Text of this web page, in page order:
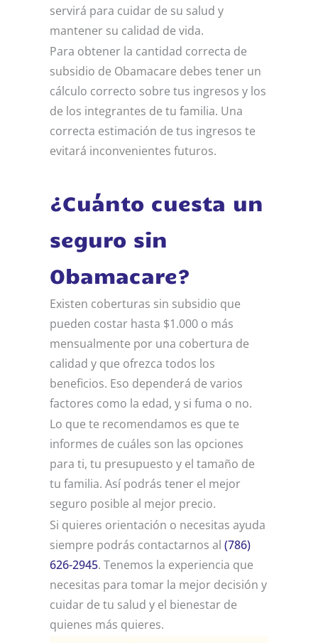
servirá para cuidar de su salud y
mantener su calidad de vida.
Para obtener la cantidad correcta de
subsidio de Obamacare debes tener un
cálculo correcto sobre tus ingresos y los
de los integrantes de tu familia. Una
correcta estimación de tus ingresos te
evitará inconvenientes futuros.
¿Cuánto cuesta un
seguro sin
Obamacare?
Existen coberturas sin subsidio que
pueden costar hasta $1.000 o más
mensualmente por una cobertura de
calidad y que ofrezca todos los
beneficios. Eso dependerá de varios
factores como la edad, y si fuma o no.
Lo que te recomendamos es que te
informes de cuáles son las opciones
para ti, tu presupuesto y el tamaño de
tu familia. Así podrás tener el mejor
seguro posible al mejor precio.
Si quieres orientación o necesitas ayuda
siempre podrás contactarnos al (786)
626-2945. Tenemos la experiencia que
necesitas para tomar la mejor decisión y
cuidar de tu salud y el bienestar de
quienes más quieres.